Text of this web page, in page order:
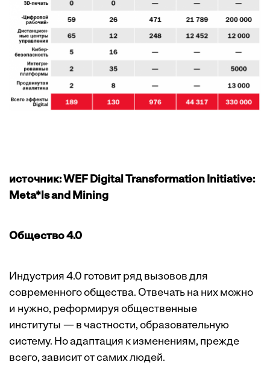
источник: WEF Digital Transformation Initiative:
Meta*ls and Mining
Общество 4.0
Индустрия 4.0 готовит ряд вызовов для
современного общества. Отвечать на них можно
и нужно, реформируя общественные
институты — в частности, образовательную
систему. Но адаптация к изменениям, прежде
всего, зависит от самих людей.